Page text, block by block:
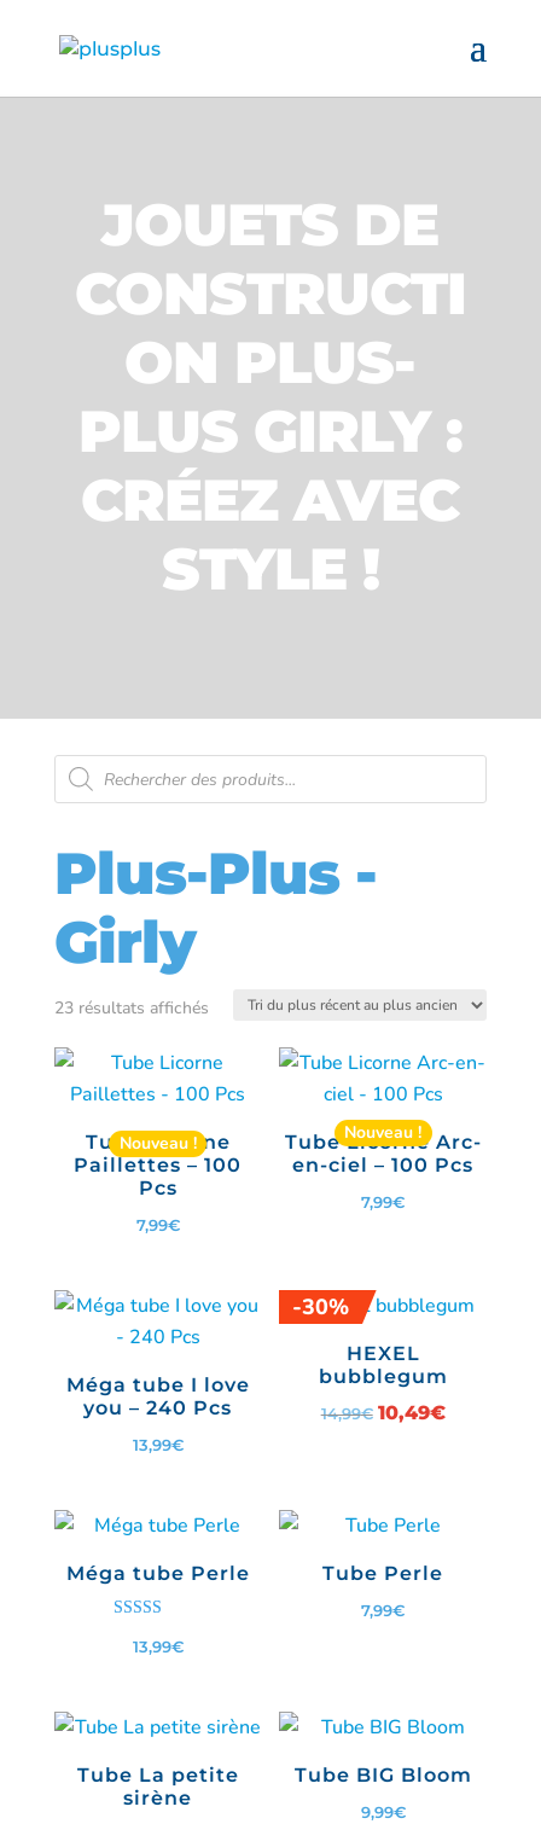
JOUETS DE
CONSTRUCTI
ON PLUS-
PLUS GIRLY :
CRÉEZ AVEC
STYLE !
Recherche
de
produits
Plus-Plus -
Girly
23 résultats affichésTrié
plus
au
Nouveau !
Tube Licorne
Paillettes – 100
Pcs
7,99€
Nouveau !
Tube Licorne Arc-
en-ciel – 100 Pcs
7,99€
Méga tube I love
you – 240 Pcs
13,99€
-30%
HEXEL
bubblegum
14,99€ Le
14,99€.
10,49€Le
Méga tube Perle
5.00
13,99€
Tube Perle
7,99€
Tube La petite
sirène
Tube BIG Bloom
9,99€